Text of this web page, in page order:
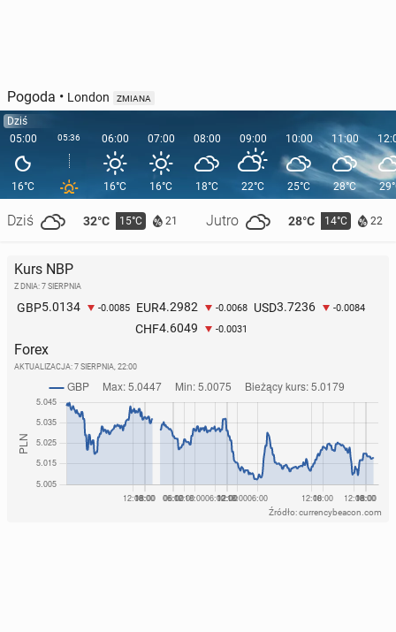
Pogoda • London ZMIANA
Dziś
05:00
16°C
Dziś 32°C 15°C 21 Jutro 28°C 14°C 22
05:36 06:00
16°C
07:00
16°C
08:00
18°C
09:00
22°C
10:00
25°C
11:00
28°C
Kurs NBP
Z DNIA: 7 SIERPNIA
GBP5.0134 -0.0085 EUR4.2982 -0.0068 USD3.7236 -0.0084
CHF4.6049 -0.0031
Forex
AKTUALIZACJA: 7 SIERPNIA, 22:00
Źródło: currencybeacon.com